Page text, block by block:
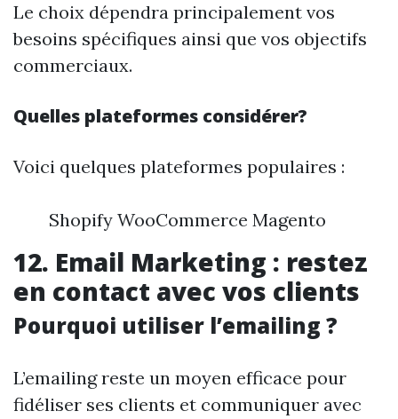
Le choix dépendra principalement vos
besoins spécifiques ainsi que vos objectifs
commerciaux.
Quelles plateformes considérer?
Voici quelques plateformes populaires :
Shopify WooCommerce Magento
12. Email Marketing : restez
en contact avec vos clients
Pourquoi utiliser l’emailing ?
L’emailing reste un moyen efficace pour
fidéliser ses clients et communiquer avec